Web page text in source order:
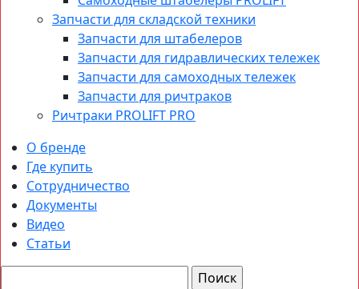
Запчасти для складской техники
Запчасти для штабелеров
Запчасти для гидравлических тележек
Запчасти для самоходных тележек
Запчасти для ричтраков
Ричтраки PROLIFT PRO
О бренде
Где купить
Сотрудничество
Документы
Видео
Статьи